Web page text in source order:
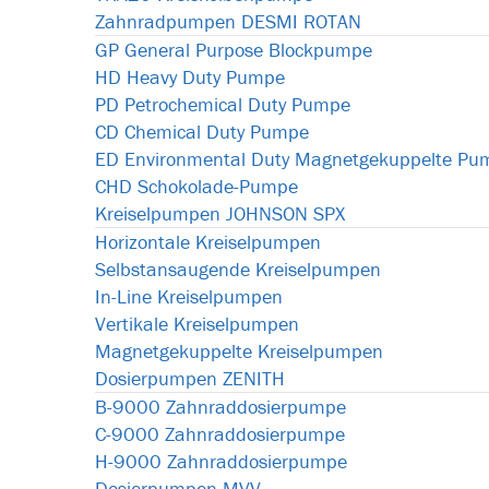
Zahnradpumpen DESMI ROTAN
GP General Purpose Blockpumpe
HD Heavy Duty Pumpe
PD Petrochemical Duty Pumpe
CD Chemical Duty Pumpe
ED Environmental Duty Magnetgekuppelte
CHD Schokolade-Pumpe
Kreiselpumpen JOHNSON SPX
Horizontale Kreiselpumpen
Selbstansaugende Kreiselpumpen
In-Line Kreiselpumpen
Vertikale Kreiselpumpen
Magnetgekuppelte Kreiselpumpen
Dosierpumpen ZENITH
B-9000 Zahnraddosierpumpe
C-9000 Zahnraddosierpumpe
H-9000 Zahnraddosierpumpe